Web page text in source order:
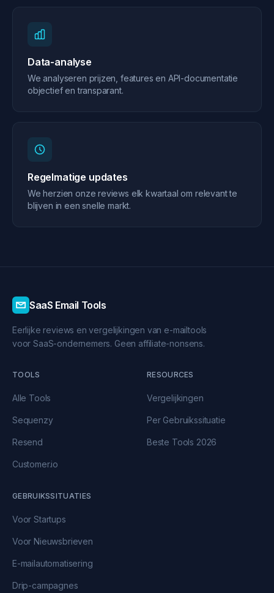
Data-analyse
We analyseren prijzen, features en API-documentatie
objectief en transparant.
Regelmatige updates
We herzien onze reviews elk kwartaal om relevant te
blijven in een snelle markt.
SaaS Email Tools
Eerlijke reviews en vergelijkingen van e-mailtools
voor SaaS-ondernemers. Geen affiliate-nonsens.
TOOLS
Alle Tools
Sequenzy
Resend
Customer.io
RESOURCES
Vergelijkingen
Per Gebruikssituatie
Beste Tools 2026
GEBRUIKSSITUATIES
Voor Startups
Voor Nieuwsbrieven
E-mailautomatisering
Drip-campagnes